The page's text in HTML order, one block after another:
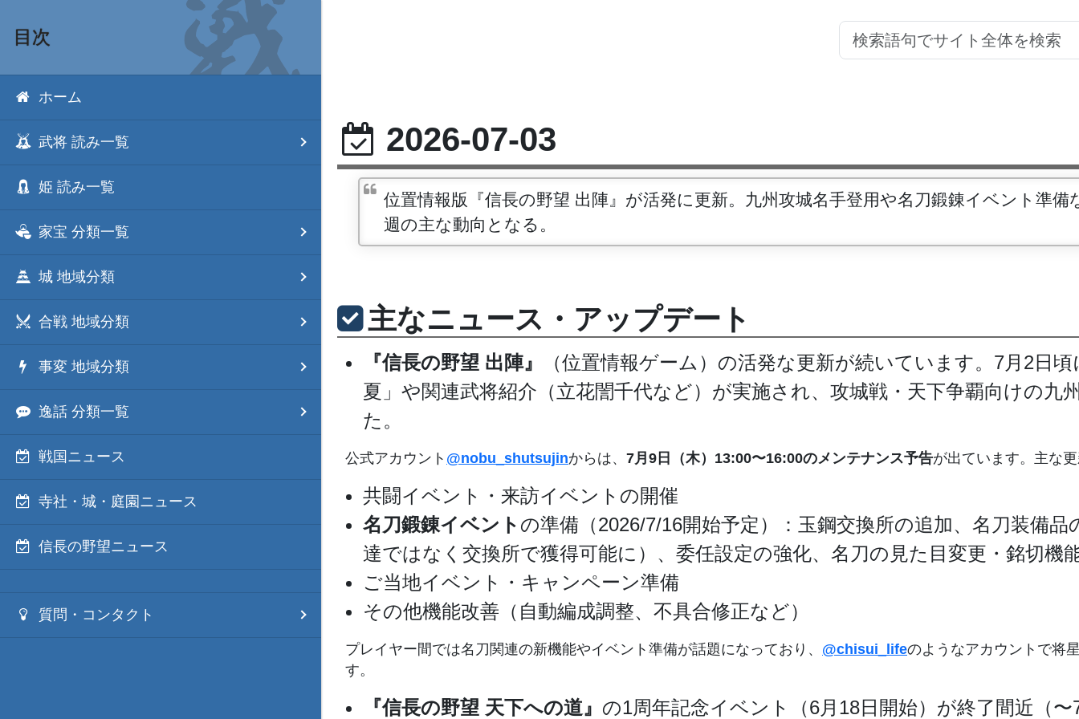
目次
ホーム
武将 読み一覧
姫 読み一覧
家宝 分類一覧
城 地域分類
合戦 地域分類
事変 地域分類
逸話 分類一覧
戦国ニュース
寺社・城・庭園ニュース
信長の野望ニュース
質問・コンタクト
2026-07-03
位置情報版『信長の野望 出陣』が活発に更新。九州攻城名手登用や名刀鍛錬イベント準
週の主な動向となる。
主なニュース・アップデート
『信長の野望 出陣』
（位置情報ゲーム）の活発な更新が続いています。7月2日
夏」や関連武将紹介（立花誾千代など）が実施され、攻城戦・天下争覇向けの九
た。
公式アカウント @nobu_shutsujinからは、 7月9日（木）13:00〜16:00のメンテナンス予告が出ています。主な
共闘イベント・来訪イベントの開催
名刀鍛錬イベント の準備（2026/7/16開始予定）：玉鋼交換所の追加、名刀装備
達ではなく交換所で獲得可能に）、委任設定の強化、名刀の見た目変更・銘切機
ご当地イベント・キャンペーン準備
その他機能改善（自動編成調整、不具合修正など）
プレイヤー間では名刀関連の新機能やイベント準備が話題になっており、 @chisui_lifeのようなアカウントで将
す。
『信長の野望 天下への道』 の1周年記念イベント（6月18日開始）が終了間近（